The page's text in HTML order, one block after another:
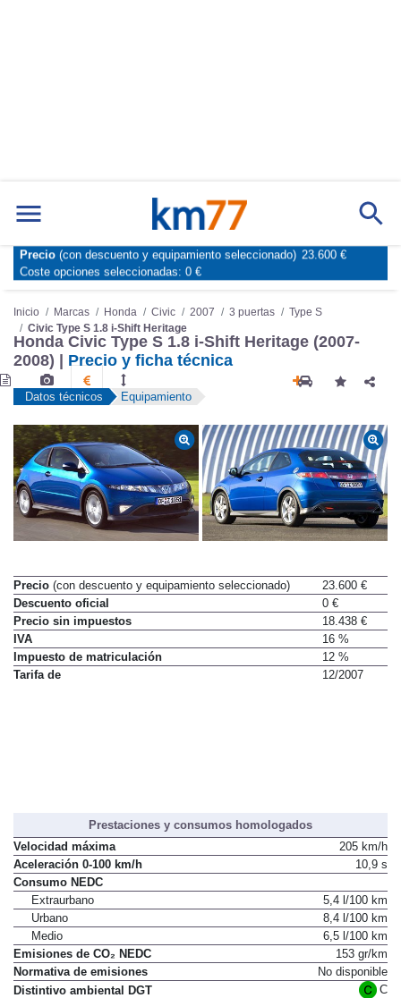
Marcas Comparador de coches
Inicio Marcas Honda Civic 2007 3 puertas
Type S
Civic Type S 1.8 i-Shift Heritage
Honda Civic Type S 1.8 i-Shift Heritage (2007-
2008) | Precio y ficha técnica
Datos técnicos Equipamiento
Precio (con descuento y equipamiento seleccionado)
23.600 €
Descuento oficial
0 €
Precio sin impuestos
18.438 €
IVA
16 %
Impuesto de matriculación
12 %
Tarifa de
12/2007
Prestaciones y consumos homologados
Velocidad máxima
205 km/h
Aceleración 0-100 km/h
10,9 s
Consumo NEDC
Extraurbano
5,4 l/100 km
Urbano
8,4 l/100 km
Medio
6,5 l/100 km
Emisiones de CO₂ NEDC
153 gr/km
Normativa de emisiones
No disponible
Distintivo ambiental DGT
C
Precio (con descuento y equipamiento seleccionado) 23.600 €
Coste opciones seleccionadas: 0 €